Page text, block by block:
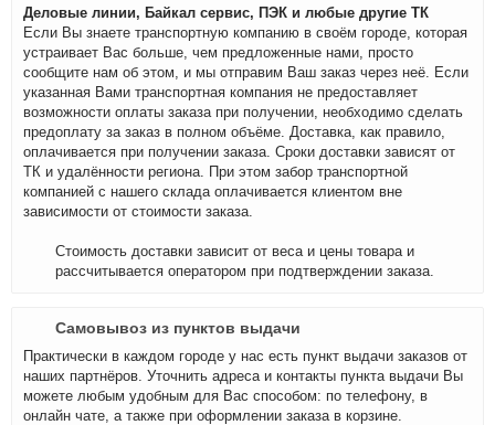
Деловые линии, Байкал сервис, ПЭК и любые другие ТК
Если Вы знаете транспортную компанию в своём городе, которая
устраивает Вас больше, чем предложенные нами, просто
сообщите нам об этом, и мы отправим Ваш заказ через неё. Если
указанная Вами транспортная компания не предоставляет
возможности оплаты заказа при получении, необходимо сделать
предоплату за заказ в полном объёме. Доставка, как правило,
оплачивается при получении заказа. Сроки доставки зависят от
ТК и удалённости региона. При этом забор транспортной
компанией с нашего склада оплачивается клиентом вне
зависимости от стоимости заказа.
Стоимость доставки зависит от веса и цены товара и
рассчитывается оператором при подтверждении заказа.
Самовывоз из пунктов выдачи
Практически в каждом городе у нас есть пункт выдачи заказов от
наших партнёров. Уточнить адреса и контакты пункта выдачи Вы
можете любым удобным для Вас способом: по телефону, в
онлайн чате, а также при оформлении заказа в корзине.